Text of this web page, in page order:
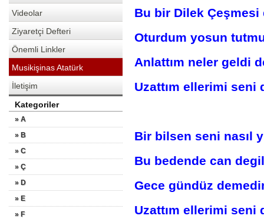
Videolar
Ziyaretçi Defteri
Önemli Linkler
Musikişinas Atatürk
İletişim
Kategoriler
» A
» B
» C
» Ç
» D
» E
» F
Bu bir Dilek Çeşmesi
Oturdum yosun
Anlattım neler geldi
Uzattım ellerimi seni
Bir bilsen seni nasıl
Bu bedende can
Gece gündüz
Uzattım ellerimi seni